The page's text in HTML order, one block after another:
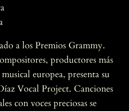
a los Premios Grammy.
productores más
europea, presenta su
Vocal Project. Canciones
con voces preciosas se